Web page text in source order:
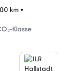
km •
Klasse